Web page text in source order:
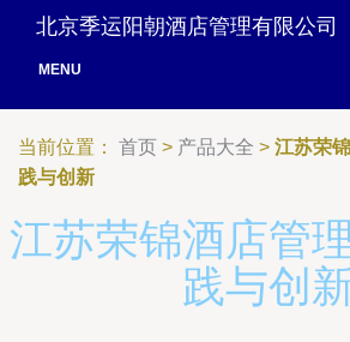
北京季运阳朝酒店管理有限公司
MENU
当前位置： 首页 > 产品大全 > 江苏荣
践与创新
江苏荣锦酒店管
践与创